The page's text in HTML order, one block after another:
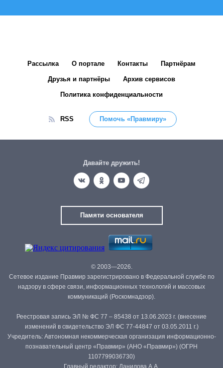
Рассылка О портале Контакты Партнёрам
Друзья и партнёры Архив сервисов
Политика конфиденциальности
RSS Помочь «Правмиру»
Давайте дружить!
Памяти основателя
© 2003—2026.
Сетевое издание Правмир зарегистрировано в Федеральной службе по
надзору в сфере связи, информационных технологий и массовых
коммуникаций (Роскомнадзор).
Реестровая запись ЭЛ № ФС 77 – 85438 от 13.06.2023 г. (внесение
изменений в свидетельство ЭЛ ФС 77-44847 от 03.05.2011 г.)
Учредитель: Автономная некоммерческая организация информационно-
познавательный центр «Правмир» (АНО «Правмир») (ОГРН
1107799036730)
Главный редактор: Данилова А.А.